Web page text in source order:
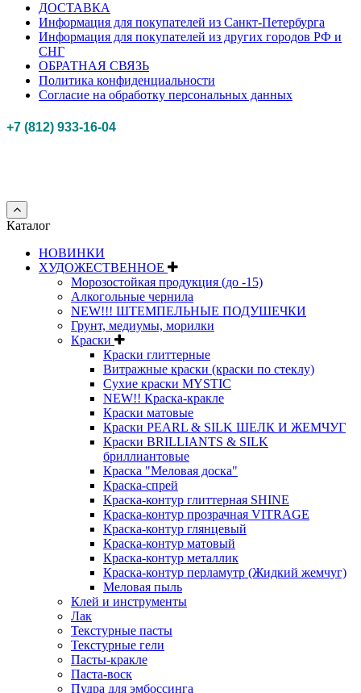
ДОСТАВКА
Информация для покупателей из Санкт-Петербурга
Информация для покупателей из других городов РФ и
СНГ
ОБРАТНАЯ СВЯЗЬ
Политика конфиденциальности
Согласие на обработку персональных данных
+7 (812) 933-16-04
Каталог
НОВИНКИ
ХУДОЖЕСТВЕННОЕ
Морозостойкая продукция (до -15)
Алкогольные чернила
NEW!!! ШТЕМПЕЛЬНЫЕ ПОДУШЕЧКИ
Грунт, медиумы, морилки
Краски
Краски глиттерные
Витражные краски (краски по стеклу)
Сухие краски MYSTIC
NEW!! Краска-кракле
Краски матовые
Краски PEARL & SILK ШЕЛК И ЖЕМЧУГ
Краски BRILLIANTS & SILK
бриллиантовые
Краска "Меловая доска"
Краска-спрей
Краска-контур глиттерная SHINE
Краска-контур прозрачная VITRAGE
Краска-контур глянцевый
Краска-контур матовый
Краска-контур металлик
Краска-контур перламутр (Жидкий жемчуг)
Меловая пыль
Клей и инструменты
Лак
Текстурные пасты
Текстурные гели
Пасты-кракле
Паста-воск
Пудра для эмбоссинга